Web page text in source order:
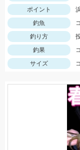
ポイント
釣魚
釣り方
釣果
サイズ